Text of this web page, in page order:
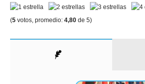
(5 votos, promedio: 4,80 de 5)